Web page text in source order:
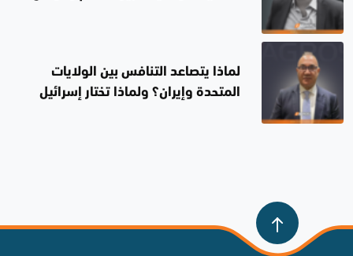
لماذا يتصاعد التنافس بين الولايات
المتحدة وإيران؟ ولماذا تختار إسرائيل